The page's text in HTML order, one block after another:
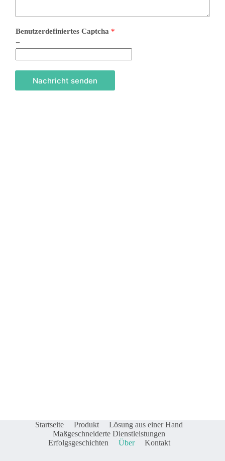
Benutzerdefiniertes Captcha *
=
Nachricht senden
Startseite Produkt
Lösung aus einer Hand
Maßgeschneiderte Dienstleistungen
Erfolgsgeschichten
Über Kontakt